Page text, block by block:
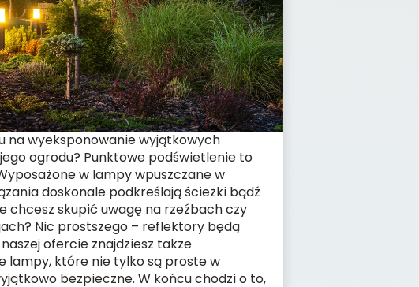
na wyeksponowanie wyjątkowych
ogrodu? Punktowe podświetlenie to
w lampy wpuszczane w
doskonale podkreślają ścieżki bądź
chcesz skupić uwagę na rzeźbach czy
Nic prostszego – reflektory będą
ofercie znajdziesz także
lampy, które nie tylko są proste w
bezpieczne. W końcu chodzi o to,